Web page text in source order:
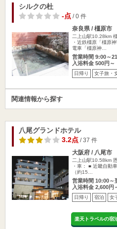
シルクの杜
-点/ 0 件
奈良県 / 橿原市
二上山駅10.28km
・近鉄橿原「橿原
電車「橿原神…
営業時間 9:00～
入浴料金 500円～
日帰り 女子旅・
関連情報から探す
八尾グランドホテル
3.2点/ 37 件
大阪府 / 八尾市
二上山駅10.58km
・車： ■ 近畿自動
（約15…
営業時間 10:00～
入浴料金 2,600円
日帰り 宿泊 女
楽天トラベルの宿